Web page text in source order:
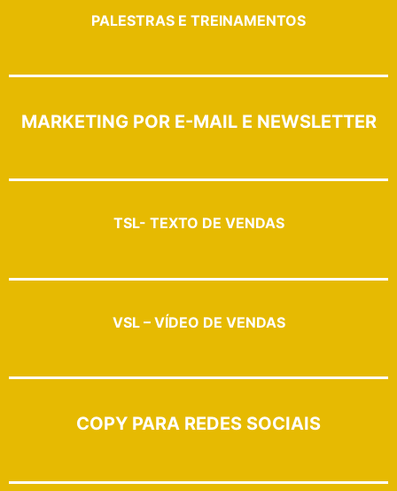
PALESTRAS E TREINAMENTOS
MARKETING POR E-MAIL E NEWSLETTER
TSL- TEXTO DE VENDAS
VSL – VÍDEO DE VENDAS
COPY PARA REDES SOCIAIS